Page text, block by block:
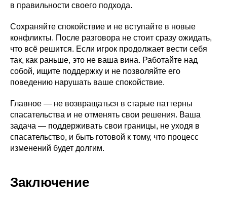
в правильности своего подхода.
Сохраняйте спокойствие и не вступайте в новые
конфликты. После разговора не стоит сразу ожидать,
что всё решится. Если игрок продолжает вести себя
так, как раньше, это не ваша вина. Работайте над
собой, ищите поддержку и не позволяйте его
поведению нарушать ваше спокойствие.
Главное — не возвращаться в старые паттерны
спасательства и не отменять свои решения. Ваша
задача — поддерживать свои границы, не уходя в
спасательство, и быть готовой к тому, что процесс
изменений будет долгим.
Заключение
с лудоманией»
КПП 781401001
ОГРН 1207800152317
Пользовательское
соглашение
Поддержать проект
Созависимым
База знаний
Белая книга
anocbsl@mail.ru